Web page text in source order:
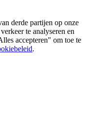
derde partijen op onze
te analyseren en
accepteren" om toe te
.